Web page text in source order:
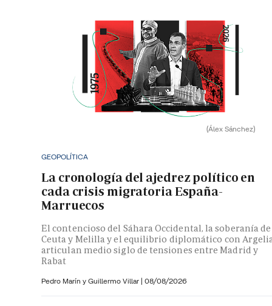
(Álex Sánchez)
GEOPOLÍTICA
La cronología del ajedrez político en
cada crisis migratoria España-
Marruecos
El contencioso del Sáhara Occidental, la soberanía de
Ceuta y Melilla y el equilibrio diplomático con
articulan medio siglo de tensiones entre Madrid y
Rabat
Pedro Marín y Guillermo Villar | 08/08/2026